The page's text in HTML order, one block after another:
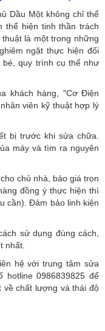
Dầu Một không chỉ thể
thể hiện tinh thần trách
là một trong những
ngặt thực hiện đối
quy trình cụ thể như
khách hàng, "Cơ Điện
viên kỹ thuật hợp lý
bị trước khi sửa chữa.
máy và tìm ra nguyên
chủ nhà, báo giá trọn
đồng ý thực hiện thì
cần). Đảm bảo linh kiện
sử dụng đúng cách,
nhất.
hệ với trung tâm sửa
0986839825 để
về chất lượng và thái độ